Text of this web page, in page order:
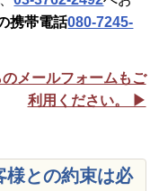
携帯電話080-7245-
メールフォームもご
利用ください。 ▶︎
様との約束は必